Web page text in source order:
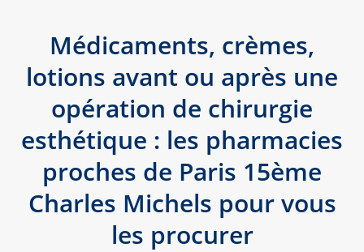
Médicaments, crèmes,
lotions avant ou après une
opération de chirurgie
esthétique : les pharmacies
proches de Paris 15ème
Charles Michels pour vous
les procurer